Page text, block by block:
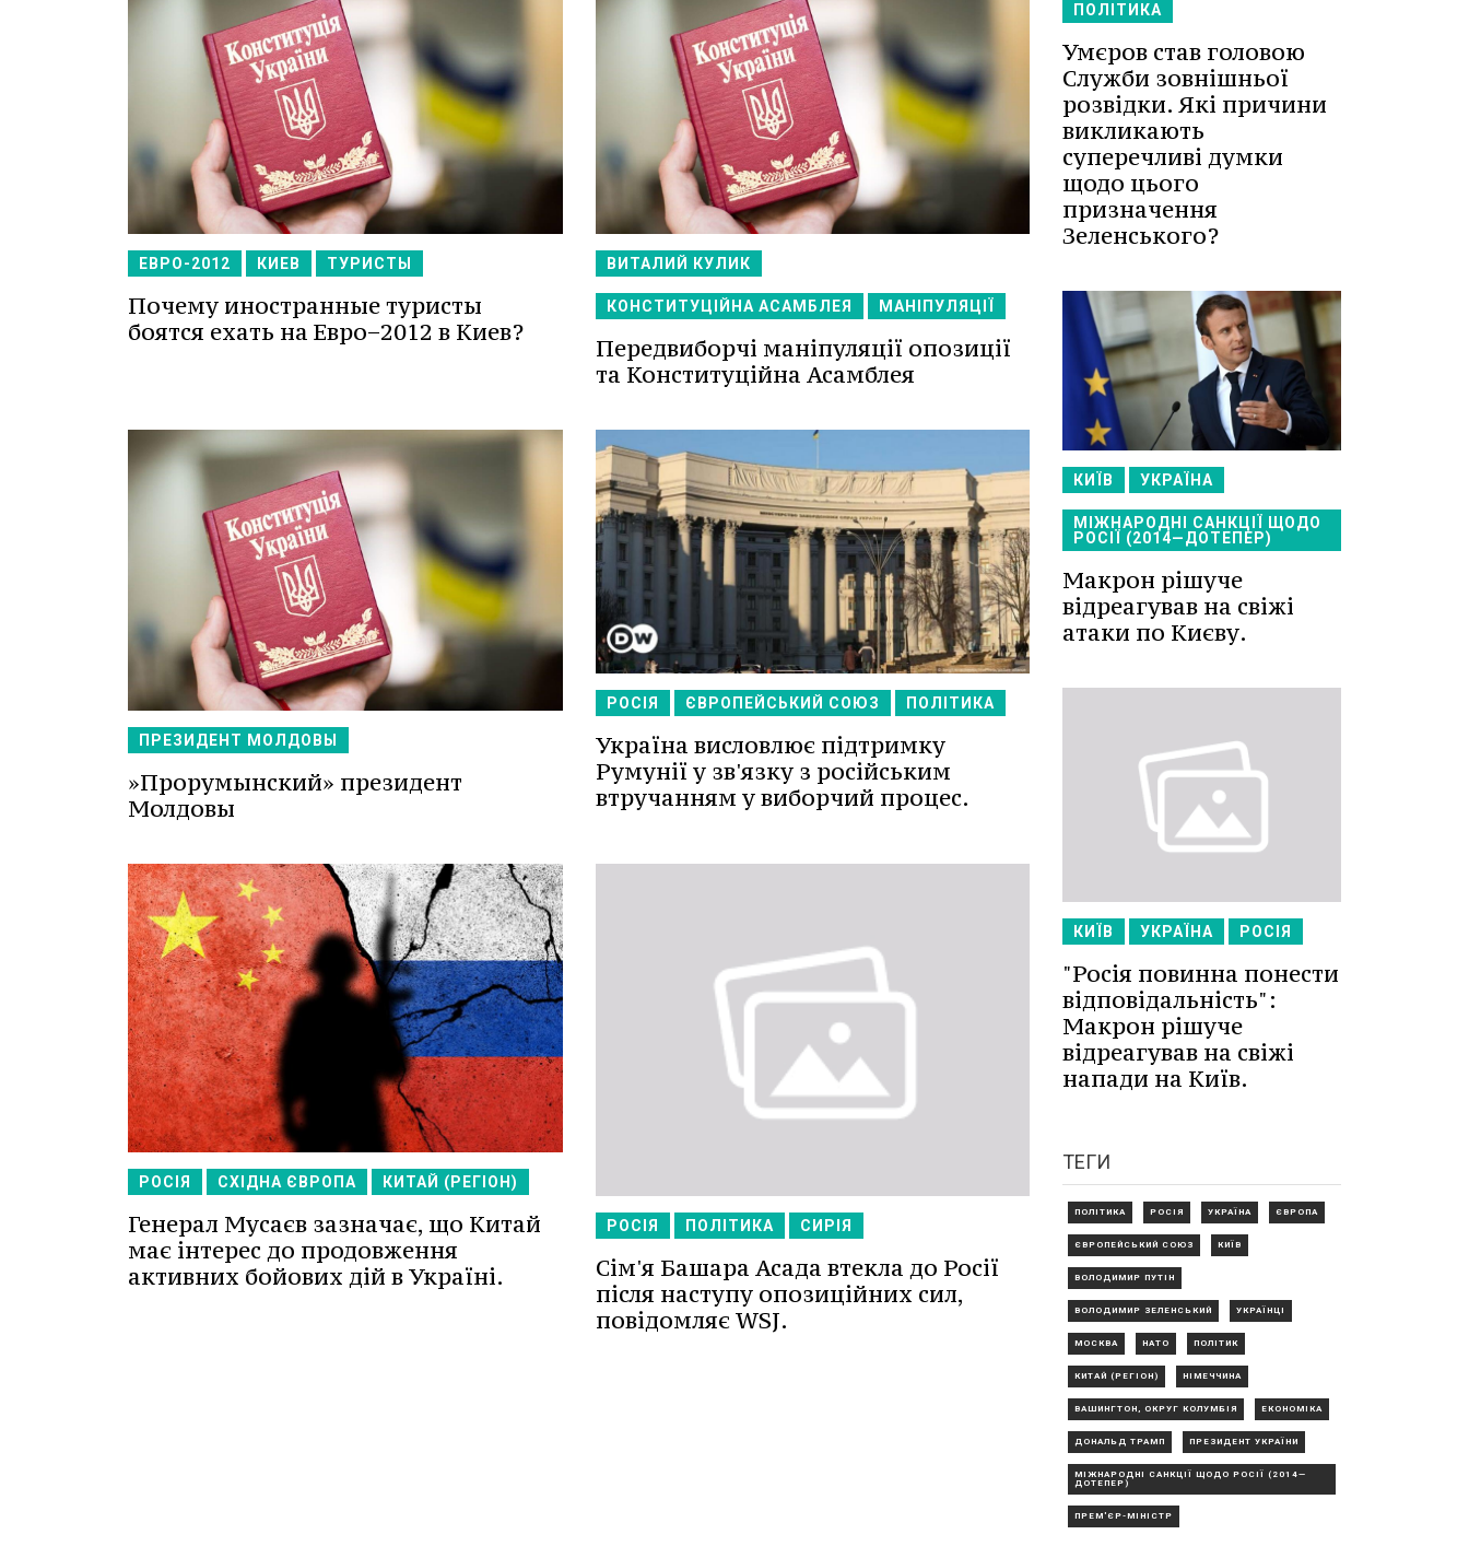
ЕВРО-2012 КИЕВ ТУРИСТЫ
Почему иностранные туристы
боятся ехать на Евро−2012 в Киев?
ВИТАЛИЙ КУЛИК
КОНСТИТУЦІЙНА АСАМБЛЕЯ МАНІПУЛЯЦІЇ
Передвиборчі маніпуляції опозиції
та Конституційна Асамблея
ПРЕЗИДЕНТ МОЛДОВЫ
»Прорумынский» президент
Молдовы
РОСІЯ ЄВРОПЕЙСЬКИЙ СОЮЗ ПОЛІТИКА
Україна висловлює підтримку
Румунії у зв'язку з російським
втручанням у виборчий процес.
РОСІЯ СХІДНА ЄВРОПА КИТАЙ (РЕГІОН)
Генерал Мусаєв зазначає, що Китай
має інтерес до продовження
активних бойових дій в Україні.
РОСІЯ ПОЛІТИКА СИРІЯ
Сім'я Башара Асада втекла до Росії
після наступу опозиційних сил,
повідомляє WSJ.
ПОЛІТИКА
Умєров став головою
Служби зовнішньої
розвідки. Які причини
викликають
суперечливі думки
щодо цього
призначення
Зеленського?
КИЇВ УКРАЇНА
МІЖНАРОДНІ САНКЦІЇ ЩОДО
РОСІЇ (2014—ДОТЕПЕР)
Макрон рішуче
відреагував на свіжі
атаки по Києву.
КИЇВ УКРАЇНА РОСІЯ
"Росія повинна понести
відповідальність":
Макрон рішуче
відреагував на свіжі
напади на Київ.
ТЕГИ
ПОЛІТИКА РОСІЯ УКРАЇНА ЄВРОПА
ЄВРОПЕЙСЬКИЙ СОЮЗ КИЇВ
ВОЛОДИМИР ПУТІН
ВОЛОДИМИР ЗЕЛЕНСЬКИЙ УКРАЇНЦІ
МОСКВА НАТО ПОЛІТИК
КИТАЙ (РЕГІОН) НІМЕЧЧИНА
ВАШИНГТОН, ОКРУГ КОЛУМБІЯ ЕКОНОМІКА
ДОНАЛЬД ТРАМП ПРЕЗИДЕНТ УКРАЇНИ
МІЖНАРОДНІ САНКЦІЇ ЩОДО РОСІЇ (2014—
ДОТЕПЕР)
ПРЕМ'ЄР-МІНІСТР